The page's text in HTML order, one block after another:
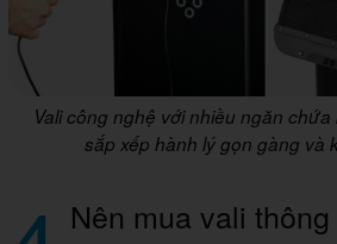
Vali công nghệ với nhiều ngăn
sắp xếp hành lý gọn gàng và
Nên mua vali